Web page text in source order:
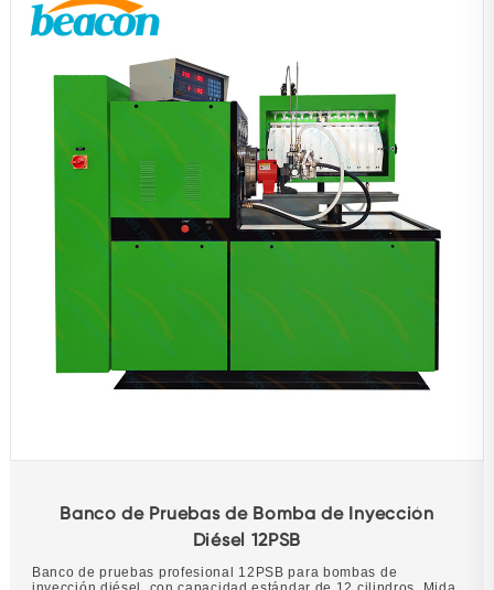
Banco de Pruebas de Bomba de Inyección
Diésel 12PSB
Banco de pruebas profesional 12PSB para bombas de